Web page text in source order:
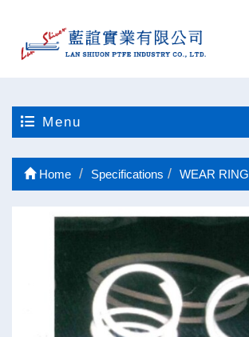
Menu
Home Specifications WEAR RING